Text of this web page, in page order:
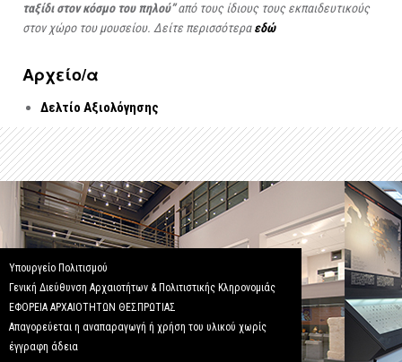
ταξίδι στον κόσμο του πηλού” από τους ίδιους τους εκπαιδευτικούς
στον χώρο του μουσείου. Δείτε περισσότεραεδώ
Αρχείo/α
Δελτίο Αξιολόγησης
Υπουργείο Πολιτισμού
Γενική Διεύθυνση Αρχαιοτήτων & Πολιτιστικής Κληρονομιάς
ΕΦΟΡΕΙΑ ΑΡΧΑΙΟΤΗΤΩΝ ΘΕΣΠΡΩΤΙΑΣ
Απαγορεύεται η αναπαραγωγή ή χρήση του υλικού χωρίς
έγγραφη άδεια